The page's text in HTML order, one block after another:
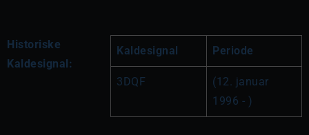
Historiske
Kaldesignal:
Kaldesignal Periode
3DQF
(12. januar
1996 - )